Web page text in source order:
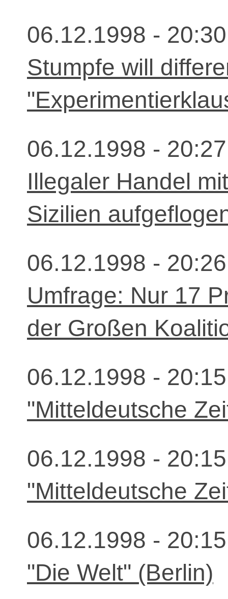
06.12.1998 -
Stumpfe will
06.12.1998 -
Illegaler Handel
Sizilien
06.12.1998 -
Umfrage: Nur 17
der Großen
06.12.1998 -
"Mitteldeutsche
06.12.1998 -
"Mitteldeutsche
06.12.1998 -
"Die Welt" (Berlin)